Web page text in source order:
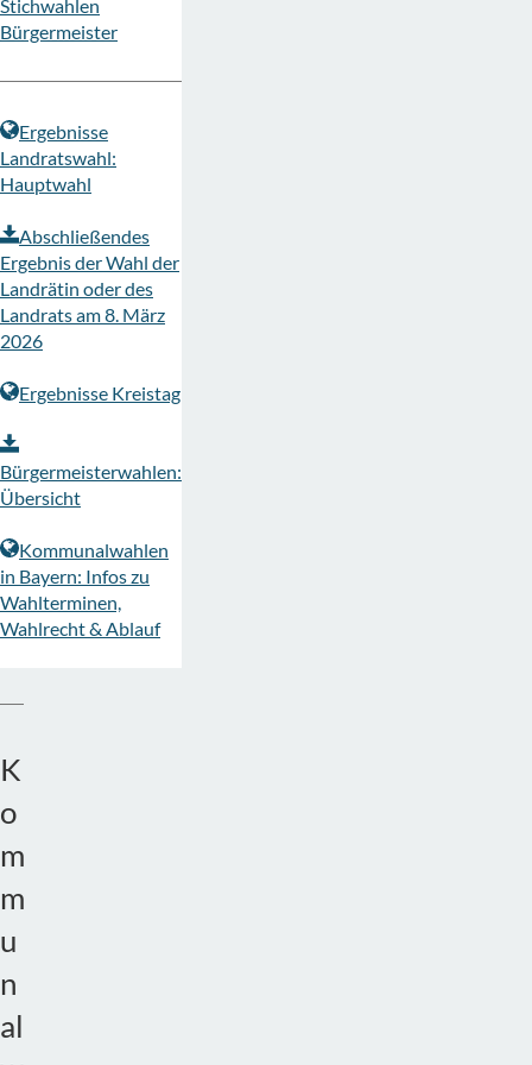
Stichwahlen
Bürgermeister
Ergebnisse
Landratswahl:
Hauptwahl
Abschließendes
Ergebnis der Wahl der
Landrätin oder des
Landrats am 8. März
2026
Ergebnisse Kreistag
Bürgermeisterwahlen:
Übersicht
Kommunalwahlen
in Bayern: Infos zu
Wahlterminen,
Wahlrecht & Ablauf
K
o
m
m
u
n
al